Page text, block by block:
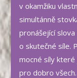
v okamžiku
simultánně
pronášející
o skutečné síle.
mocné síly
pro dobro